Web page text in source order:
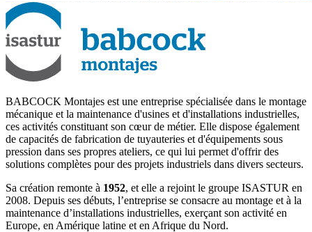
BABCOCK Montajes est une entreprise spécialisée dans le montage
mécanique et la maintenance d'usines et d'installations industrielles,
ces activités constituant son cœur de métier. Elle dispose également
de capacités de fabrication de tuyauteries et d'équipements sous
pression dans ses propres ateliers, ce qui lui permet d'offrir des
solutions complètes pour des projets industriels dans divers secteurs.
Sa création remonte à 1952, et elle a rejoint le groupe ISASTUR en
2008. Depuis ses débuts, l’entreprise se consacre au montage et à la
maintenance d’installations industrielles, exerçant son activité en
Europe, en Amérique latine et en Afrique du Nord.